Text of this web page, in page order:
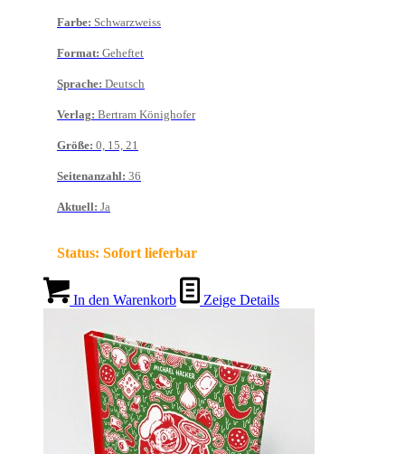
Farbe: Schwarzweiss
Format: Geheftet
Sprache: Deutsch
Verlag: Bertram Könighofer
Größe: 0, 15, 21
Seitenanzahl: 36
Aktuell: Ja
Status: Sofort lieferbar
In den Warenkorb Zeige Details